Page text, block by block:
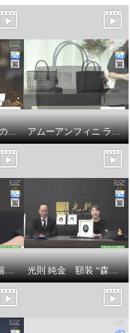
スヴェンソン ３つの有効成分配合 育毛、薄毛、脱毛の予防！ ザ・チャーガ薬用育毛剤 ２本スペシャルセット アムーアンフィニ ラムスキンメッシュ ２ウェイトートバッグ
光則 純金 置物 “瑞雲昇龍” ＜５５ｇ＞ 光則 純金 額装 “森の神様”